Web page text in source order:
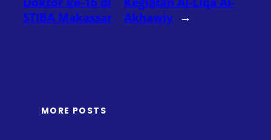
STIBA Makassar
Akhawiy →
MORE POSTS